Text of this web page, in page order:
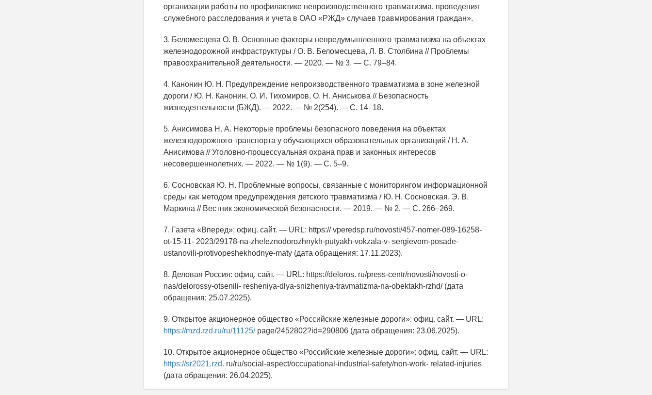
организации работы по профилактике непроизводственного травматизма, проведения
служебного расследования и учета в ОАО «РЖД» случаев травмирования граждан».
3. Беломесцева О. В. Основные факторы непредумышленного травматизма на объектах
железнодорожной инфраструктуры / О. В. Беломесцева, Л. В. Столбина // Проблемы
правоохранительной деятельности. — 2020. — № 3. — С. 79–84.
4. Канонин Ю. Н. Предупреждение непроизводственного травматизма в зоне железной
дороги / Ю. Н. Канонин, О. И. Тихомиров, О. Н. Аниськова // Безопасность
жизнедеятельности (БЖД). — 2022. — № 2(254). — С. 14–18.
5. Анисимова Н. А. Некоторые проблемы безопасного поведения на объектах
железнодорожного транспорта у обучающихся образовательных организаций / Н. А.
Анисимова // Уголовно-процессуальная охрана прав и законных интересов
несовершеннолетних. — 2022. — № 1(9). — С. 5–9.
6. Сосновская Ю. Н. Проблемные вопросы, связанные с мониторингом информационной
среды как методом предупреждения детского травматизма / Ю. Н. Сосновская, Э. В.
Маркина // Вестник экономической безопасности. — 2019. — № 2. — С. 266–269.
7. Газета «Вперед»: офиц. сайт. — URL: https:// vperedsp.ru/novosti/457-nomer-089-16258-
ot-15-11- 2023/29178-na-zheleznodorozhnykh-putyakh-vokzala-v- sergievom-posade-
ustanovili-protivopeshekhodnye-maty (дата обращения: 17.11.2023).
8. Деловая Россия: офиц. сайт. — URL: https://deloros. ru/press-centr/novosti/novosti-o-
nas/delorossy-otsenili- resheniya-dlya-snizheniya-travmatizma-na-obektakh-rzhd/ (дата
обращения: 25.07.2025).
9. Открытое акционерное общество «Российские железные дороги»: офиц. сайт. — URL:
https://mzd.rzd.ru/ru/11125/page/2452802?id=290806 (дата обращения: 23.06.2025).
10. Открытое акционерное общество «Российские железные дороги»: офиц. сайт. — URL:
https://sr2021.rzd. ru/ru/social-aspect/occupational-industrial-safety/non-work- related-injuries
(дата обращения: 26.04.2025).